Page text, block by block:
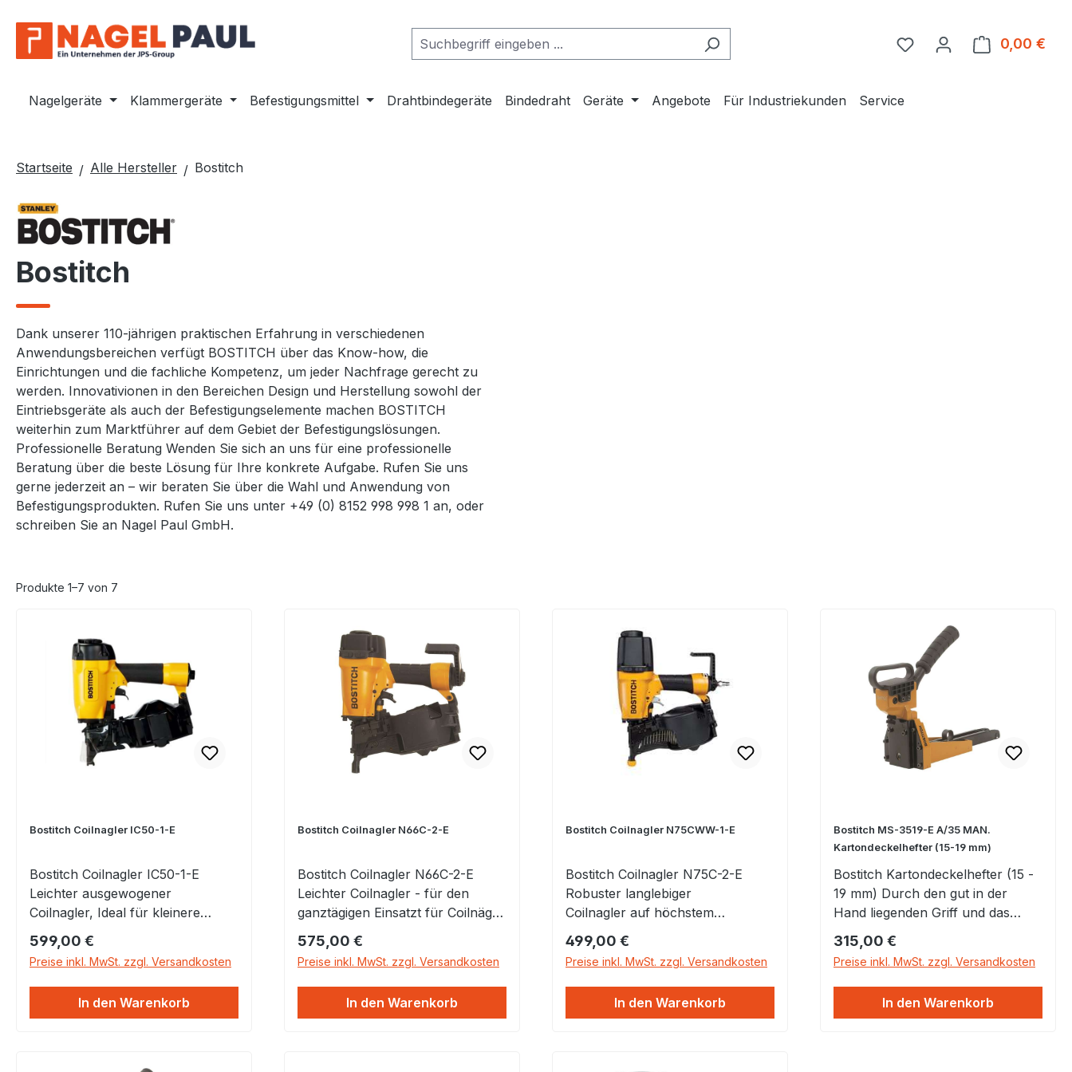
Hauptinhalt springen
Zur Suche springen
Zur Hauptnavigation springen
0,00 €
Nagelgeräte Klammergeräte Befestigungsmittel Drahtbindegeräte Bindedraht Geräte Angebote Für Industriekunden Service
Startseite Alle Hersteller Bostitch
Bostitch
Dank unserer 110-jährigen praktischen Erfahrung in verschiedenen
Anwendungsbereichen verfügt BOSTITCH über das Know-how, die
Einrichtungen und die fachliche Kompetenz, um jeder Nachfrage gerecht zu
werden. Innovativionen in den Bereichen Design und Herstellung sowohl der
Eintriebsgeräte als auch der Befestigungselemente machen BOSTITCH
weiterhin zum Marktführer auf dem Gebiet der Befestigungslösungen.
Professionelle Beratung Wenden Sie sich an uns für eine professionelle
Beratung über die beste Lösung für Ihre konkrete Aufgabe. Rufen Sie uns
gerne jederzeit an – wir beraten Sie über die Wahl und Anwendung von
Befestigungsprodukten. Rufen Sie uns unter +49 (0) 8152 998 998 1 an, oder
schreiben Sie an Nagel Paul GmbH.
Produkte 1–7 von 7
Bostitch Coilnagler IC50-1-E
Bostitch Coilnagler IC50-1-E
Leichter ausgewogener
Coilnagler, Ideal für kleinere
(Nut & Feder), Passend für
Coilnägel von 25 - 60 mm Leicht &
Kompakt Leichtes und kompaktes
Werkzeug für kurze Nägel
Regulärer Preis:
599,00 €
Preise inkl. MwSt. zzgl. Versandkosten
In den Warenkorb
Bostitch Coilnagler N66C-2-E
Bostitch Coilnagler N66C-2-E
Leichter Coilnagler - für den
ganztägigen Einsatzt für Coilnägel
und widerstandsfähige Gehäuse
ist dieses Gerät ideal für den
ganztägigen Einsatz geeignet. Voll
verstellbarer Tiefenanschlag für
Regulärer Preis:
575,00 €
Preise inkl. MwSt. zzgl. Versandkosten
In den Warenkorb
Bostitch Coilnagler N75CWW-1-E
Bostitch Coilnagler N75C-2-E
Robuster langlebiger
Coilnagler auf höchstem
von 40 - 75 mm Werkzeug-
Angaben DAS IDEALE GERÄT
FÜR VERKLEIDUNG &
VERSCHALUNG. Beim Nageln
Regulärer Preis:
499,00 €
Preise inkl. MwSt. zzgl. Versandkosten
In den Warenkorb
Bostitch MS-3519-E A/35 MAN.
Kartondeckelhefter (15-19 mm)
Bostitch Kartondeckelhefter (15 -
19 mm) Durch den gut in der
Hand liegenden Griff und das
Verarbeitung von Aluminium
eignen sich diese handbetriebenen
Werkzeuge ideal für kleinere
Auftragsvolumen von
Regulärer Preis:
315,00 €
Preise inkl. MwSt. zzgl. Versandkosten
In den Warenkorb